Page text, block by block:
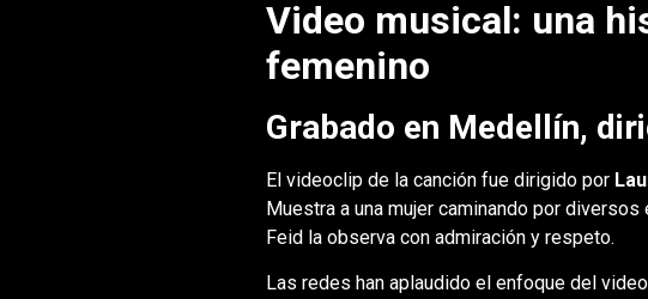
Video musical: una
femenino
Grabado en Medellín,
El videoclip de la canción fue dirigido por
Muestra a una mujer caminando por
Feid la observa con admiración y respeto.
Las redes han aplaudido el enfoque del